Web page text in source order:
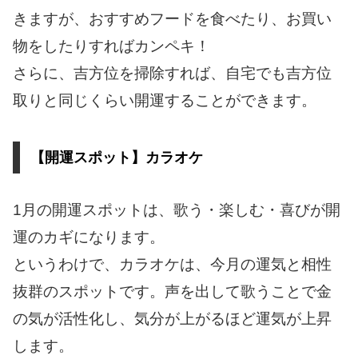
きますが、おすすめフードを食べたり、お買い
物をしたりすればカンペキ！
さらに、吉方位を掃除すれば、自宅でも吉方位
取りと同じくらい開運することができます。
【開運スポット】カラオケ
1月の開運スポットは、歌う・楽しむ・喜びが開
運のカギになります。
というわけで、カラオケは、今月の運気と相性
抜群のスポットです。声を出して歌うことで金
の気が活性化し、気分が上がるほど運気が上昇
します。